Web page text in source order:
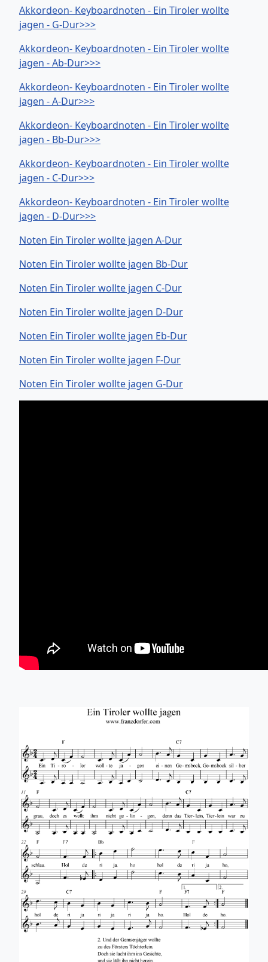
Akkordeon- Keyboardnoten - Ein Tiroler wollte
jagen - G-Dur>>>
Akkordeon- Keyboardnoten - Ein Tiroler wollte
jagen - Ab-Dur>>>
Akkordeon- Keyboardnoten - Ein Tiroler wollte
jagen - A-Dur>>>
Akkordeon- Keyboardnoten - Ein Tiroler wollte
jagen - Bb-Dur>>>
Akkordeon- Keyboardnoten - Ein Tiroler wollte
jagen - C-Dur>>>
Akkordeon- Keyboardnoten - Ein Tiroler wollte
jagen - D-Dur>>>
Noten Ein Tiroler wollte jagen A-Dur
Noten Ein Tiroler wollte jagen Bb-Dur
Noten Ein Tiroler wollte jagen C-Dur
Noten Ein Tiroler wollte jagen D-Dur
Noten Ein Tiroler wollte jagen Eb-Dur
Noten Ein Tiroler wollte jagen F-Dur
Noten Ein Tiroler wollte jagen G-Dur